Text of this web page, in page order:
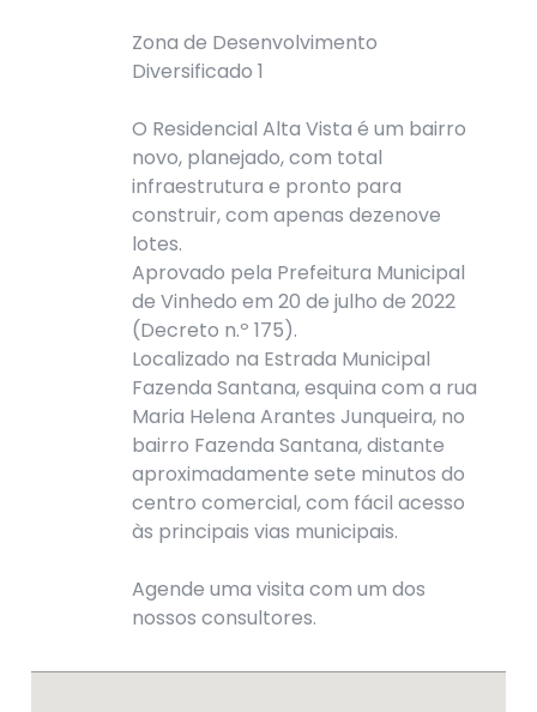
Zona de Desenvolvimento
Diversificado 1
O Residencial Alta Vista é um bairro
novo, planejado, com total
infraestrutura e pronto para
construir, com apenas dezenove
lotes.
Aprovado pela Prefeitura Municipal
de Vinhedo em 20 de julho de 2022
(Decreto n.º 175).
Localizado na Estrada Municipal
Fazenda Santana, esquina com a rua
Maria Helena Arantes Junqueira, no
bairro Fazenda Santana, distante
aproximadamente sete minutos do
centro comercial, com fácil acesso
às principais vias municipais.
Agende uma visita com um dos
nossos consultores.